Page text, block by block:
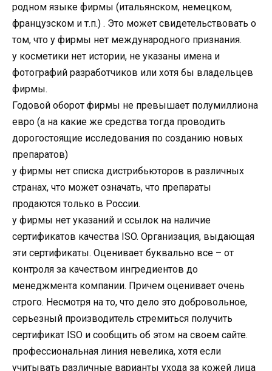
родном языке фирмы (итальянском, немецком,
французском и т.п.) . Это может свидетельствовать о
том, что у фирмы нет международного признания.
у косметики нет истории, не указаны имена и
фотографий разработчиков или хотя бы владельцев
фирмы.
Годовой оборот фирмы не превышает полумиллиона
евро (а на какие же средства тогда проводить
дорогостоящие исследования по созданию новых
препаратов)
у фирмы нет списка дистрибьюторов в различных
странах, что может означать, что препараты
продаются только в России.
у фирмы нет указаний и ссылок на наличие
сертификатов качества ISO. Организация, выдающая
эти сертификаты. Оценивает буквально все – от
контроля за качеством ингредиентов до
менеджмента компании. Причем оценивает очень
строго. Несмотря на то, что дело это добровольное,
серьезный производитель стремиться получить
сертификат ISO и сообщить об этом на своем сайте.
профессиональная линия невелика, хотя если
учитывать различные варианты ухода за кожей лица